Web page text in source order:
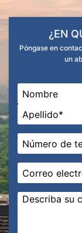
¿EN
Póngase en
un
Nombre
En primer lugar
Última
Teléfono*
Correo
electrónico*
Mensaje*